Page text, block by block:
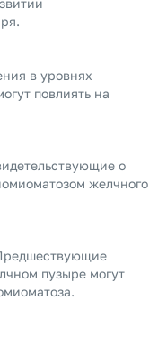
в уровнях
повлиять на
о
желчного
пузыре могут